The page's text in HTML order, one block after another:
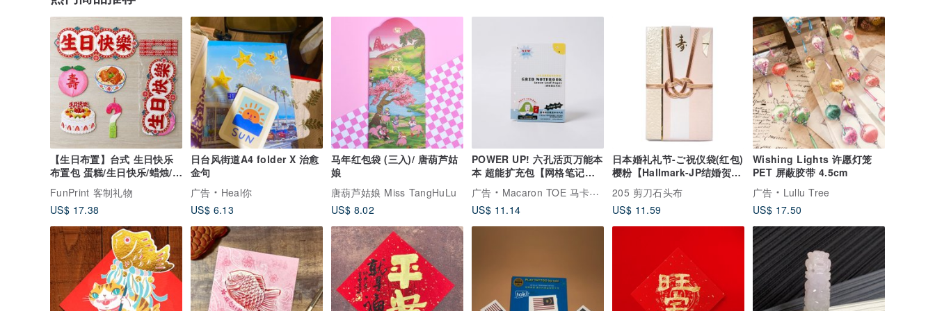
【生日布置】台式 生日快乐
布置包 蛋糕/生日快乐/蜡烛/寿
FunPrint 客制礼物
US$ 17.38
日台风街道A4 folder X 治愈
金句
广告
Heal你
US$ 6.13
马年红包袋 (三入)/ 唐葫芦姑
娘
唐葫芦姑娘 Miss TangHuLu
US$ 8.02
POWER UP! 六孔活页万能本
本 超能扩充包【网格笔记内
页】
广告
Macaron TOE 马卡龙脚趾
US$ 11.14
日本婚礼礼节-ご祝仪袋(红包)
樱粉【Hallmark-JP结婚贺
205 剪刀石头布
US$ 11.59
Wishing Lights 许愿灯笼
PET 屏蔽胶带 4.5cm
广告
Lullu Tree
US$ 17.50